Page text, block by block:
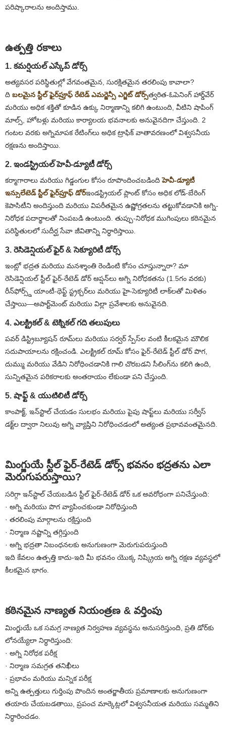
పరిష్కారాలను అందిస్తాము.
ఉత్పత్తి రకాలు
1. కమర్షియల్ ఎస్కేప్ డోర్స్
అత్యవసర పరిస్థితుల్లో వేగవంతమైన, సురక్షితమైన తరలింపు కావాలా?
ది బలమైన స్టీల్ ఫైర్‌ప్రూఫ్ రేటెడ్ ఎమర్జెన్సీ ఎగ్జిట్ డోర్స్త్వరిత-ఓపెనింగ్ హార్డ్‌వేర్
మరియు అధిక శక్తితో కూడిన ఉక్కు నిర్మాణాన్ని కలిగి ఉంటుంది, వీటిని షాపింగ్
మాల్స్, హోటళ్లు మరియు కార్యాలయ భవనాలకు అనువైనదిగా చేస్తుంది. 2
గంటల వరకు అగ్నిమాపక రేటింగ్‌లు అధిక ట్రాఫిక్ వాతావరణంలో విశ్వసనీయ
రక్షణను అందిస్తాయి.
2. ఇండస్ట్రియల్ హెవీ-డ్యూటీ డోర్స్
కర్మాగారాలు మరియు గిడ్డంగుల కోసం రూపొందించబడిందిహెవీ-డ్యూటీ
ఇన్సులేటెడ్ స్టీల్ ఫైర్‌ప్రూఫ్ డోర్ఇండస్ట్రియల్ ప్లాంట్ కోసం అధిక లోడ్-బేరింగ్
కెపాసిటీని అందిస్తుంది మరియు విపరీతమైన ఉష్ణోగ్రతలను తట్టుకోవడానికి అగ్ని-
నిరోధక పదార్థాలతో నింపబడి ఉంటుంది. తుప్పు-నిరోధక ముగింపులు కఠినమైన
పరిస్థితులలో సుదీర్ఘ సేవా జీవితాన్ని నిర్ధారిస్తాయి.
3. రెసిడెన్షియల్ ఫైర్ & సెక్యూరిటీ డోర్స్
ఇంట్లో భద్రత మరియు మనశ్శాంతి రెండింటి కోసం చూస్తున్నారా? మా
రెసిడెన్షియల్ స్టీల్ ఫైర్-రేటెడ్ డోర్ ఆప్షన్‌లు అగ్ని నిరోధకతను (1.5గం వరకు)
రీన్‌ఫోర్స్డ్ యాంటీ-థెఫ్ట్ స్ట్రక్చర్‌లు మరియు హై-సెక్యూరిటీ లాక్‌లతో మిళితం
చేస్తాయి—అపార్ట్‌మెంట్ మరియు విల్లా ప్రవేశాలకు అనువైనది.
4. ఎలక్ట్రికల్ & టెక్నికల్ గది తలుపులు
పవర్ డిస్ట్రిబ్యూషన్ రూమ్‌లు మరియు సర్వర్ స్పేస్‌ల వంటి కీలకమైన మౌలిక
సదుపాయాలను రక్షించండి. ఎలక్ట్రికల్ రూమ్ కోసం ఫైర్-రేటెడ్ స్టీల్ డోర్ పొగ,
దుమ్ము మరియు వేడిని నిరోధించడానికి గాలి చొరబడని సీలింగ్‌ను కలిగి ఉంది,
సున్నితమైన పరికరాలకు అంతరాయం లేకుండా పని చేస్తుంది.
5. షాఫ్ట్ & యుటిలిటీ డోర్స్
కాంపాక్ట్, ఇన్‌స్టాల్ చేయడం సులభం మరియు పైపు షాఫ్ట్‌లు మరియు సర్వీస్
డక్ట్‌ల ద్వారా నిలువు అగ్ని వ్యాప్తిని నిరోధించడంలో అత్యంత ప్రభావవంతమైనది.
మింగ్జుయే స్టీల్ ఫైర్-రేటెడ్ డోర్స్ భవనం భద్రతను ఎలా
మెరుగుపరుస్తాయి?
సరిగ్గా ఇన్‌స్టాల్ చేయబడిన స్టీల్ ఫైర్-రేటెడ్ డోర్ ఒక అవరోధంగా పనిచేస్తుంది:
· అగ్ని మరియు పొగ వ్యాపించకుండా నిరోధిస్తుంది
· తరలింపు మార్గాలను రక్షిస్తుంది
· నిర్మాణ నష్టాన్ని తగ్గిస్తుంది
· అగ్ని భద్రతా నిబంధనలకు అనుగుణంగా మెరుగుపరుస్తుంది
ఇది కేవలం ఉత్పత్తి కాదు-ఇది మీ భవనం యొక్క నిష్క్రియ అగ్ని రక్షణ వ్యవస్థలో
కీలకమైన భాగం.
కఠినమైన నాణ్యత నియంత్రణ & వర్తింపు
మింగ్జుయే ఒక సమగ్ర నాణ్యత నిర్వహణ వ్యవస్థను అనుసరిస్తుంది, ప్రతి డోర్‌కు
లోనయ్యేలా నిర్ధారిస్తుంది:
· అగ్ని నిరోధక పరీక్ష
· నిర్మాణ సమగ్రత తనిఖీలు
· ప్రభావం మరియు మన్నిక పరీక్ష
అన్ని ఉత్పత్తులు గుర్తింపు పొందిన అంతర్జాతీయ ప్రమాణాలకు అనుగుణంగా
తయారు చేయబడతాయి, ప్రపంచ మార్కెట్లలో విశ్వసనీయత మరియు సమ్మతిని
నిర్ధారించడం.